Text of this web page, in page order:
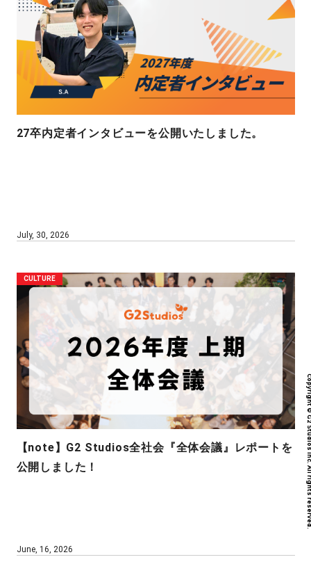
Copyright © G2
27卒内定者インタビューを公開いたしました。
July, 30, 2026
CULTURE
【note】G2 Studios全社会『全体会議』レポートを
公開しました！
June, 16, 2026